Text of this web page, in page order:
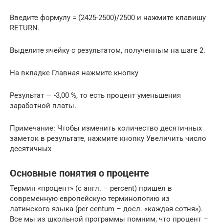
Введите формулу = (2425-2500)/2500 и нажмите клавишу
RETURN.
Выделите ячейку с результатом, полученным на шаге 2.
На вкладке Главная нажмите кнопку
Результат — -3,00 %, то есть процент уменьшения
заработной платы.
Примечание: Чтобы изменить количество десятичных
заметок в результате, нажмите кнопку Увеличить число
десятичных
Основные понятия о проценте
Термин «процент» (с англ. – percent) пришел в
современную европейскую терминологию из
латинского языка (per centum – досл. «каждая сотня»).
Все мы из школьной программы помним, что процент –